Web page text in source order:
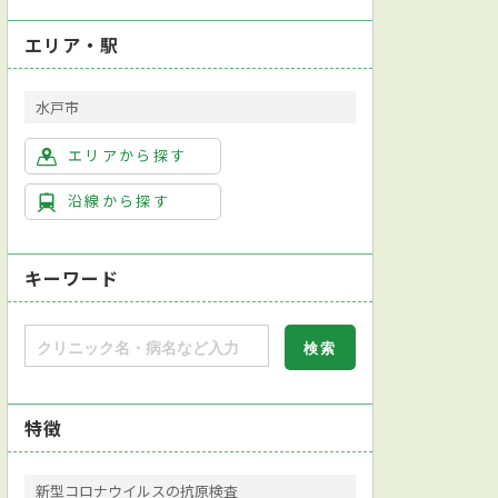
エリア・駅
水戸市
エリアから探す
沿線から探す
キーワード
特徴
新型コロナウイルスの抗原検査